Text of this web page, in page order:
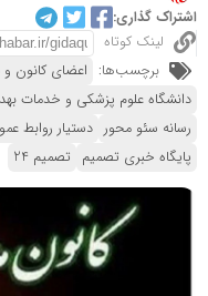
اشتراک گذاری:
لینک کوتاه
برچسب‌ها: اعضای کانون
دانشگاه علوم پزشکی و خدمات
رسانه سئو محور دستیار روابط
پایگاه خبری تصمیم تصمیم 24